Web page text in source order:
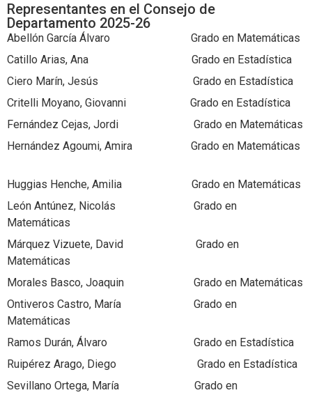
Representantes en el Consejo de
Departamento 2025-26
Abellón García Álvaro Grado en Matemáticas
Catillo Arias, Ana Grado en Estadística
Ciero Marín, Jesús Grado en Estadística
Critelli Moyano, Giovanni Grado en Estadística
Fernández Cejas, Jordi Grado en Matemáticas
Hernández Agoumi, Amira Grado en Matemáticas
Huggias Henche, Amilia Grado en Matemáticas
León Antúnez, Nicolás Grado en
Matemáticas
Márquez Vizuete, David Grado en
Matemáticas
Morales Basco, Joaquin Grado en Matemáticas
Ontiveros Castro, María Grado en
Matemáticas
Ramos Durán, Álvaro Grado en Estadística
Ruipérez Arago, Diego Grado en Estadística
Sevillano Ortega, María Grado en